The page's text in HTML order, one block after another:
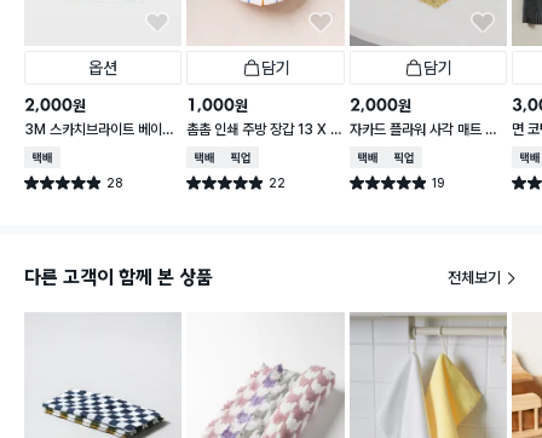
옵션
2,000원
3M 스카치브라이트 베이직
플라워 순면 행주
택배배송
별점 4.9점 28
건 작성
담기
1,000원
촘촘 인쇄 주방 장갑 13 X 1
5 cm
택배배송매장픽업
별점 4.9점 22
건 작성
담기
2,000원
자카드 플라워 사각 매트 29
X 29 cm 아이보리
택배배송매장픽업
별점 4.9점 19
건 작성
면
형
택배
별점
다른 고객이 함께 본 상품 전체보기